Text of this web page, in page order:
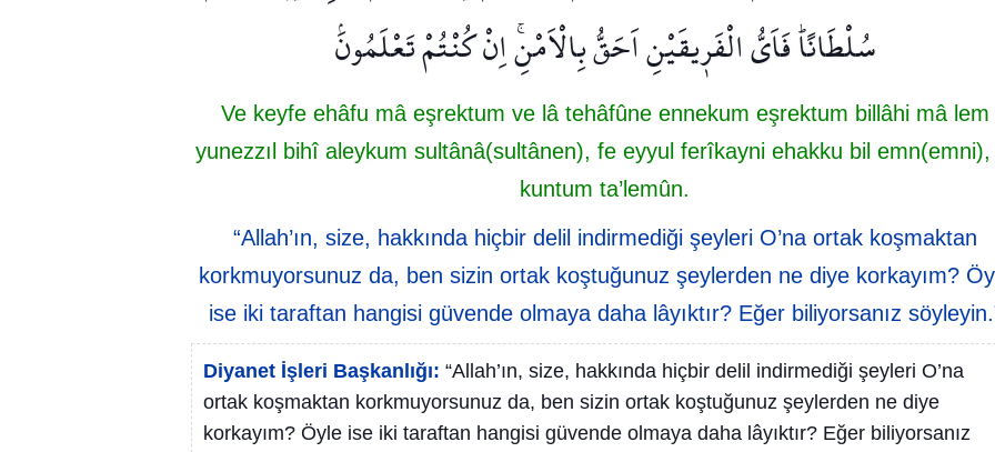
سُلْطَانًاۜ فَاَيُّ الْفَر۪يقَيْنِ اَحَقُّ بِالْاَمْنِۚ اِنْ كُنْتُمْ تَعْلَمُونَۢ
Ve keyfe ehâfu mâ eşrektum ve lâ tehâfûne ennekum eşrektum billâhi mâ lem
yunezzıl bihî aleykum sultânâ(sultânen), fe eyyul ferîkayni ehakku bil emn(emni),
kuntum ta’lemûn.
“Allah’ın, size, hakkında hiçbir delil indirmediği şeyleri O’na ortak koşmaktan
korkmuyorsunuz da, ben sizin ortak koştuğunuz şeylerden ne diye korkayım?
ise iki taraftan hangisi güvende olmaya daha lâyıktır? Eğer biliyorsanız
Diyanet İşleri Başkanlığı: “Allah’ın, size, hakkında hiçbir delil indirmediği şeyleri O’na
ortak koşmaktan korkmuyorsunuz da, ben sizin ortak koştuğunuz şeylerden ne diye
korkayım? Öyle ise iki taraftan hangisi güvende olmaya daha lâyıktır? Eğer biliyorsanız